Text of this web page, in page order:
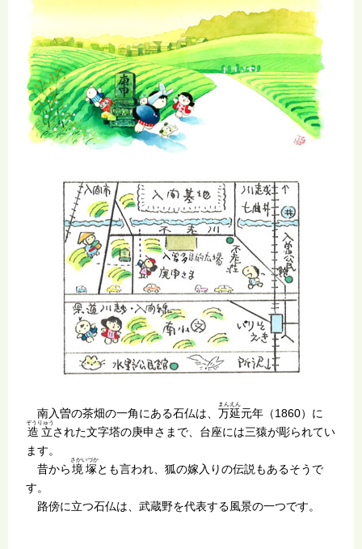
南入曽の茶畑の一角にある石仏は、 万延
まんえん
元年（1860）に
造立
ぞうりゅう
された文字塔の庚申さまで、台座には三猿が彫られてい
ます。
昔から境塚
さかいづか
とも言われ、狐の嫁入りの伝説もあるそうで
す。
路傍に立つ石仏は、武蔵野を代表する風景の一つです。